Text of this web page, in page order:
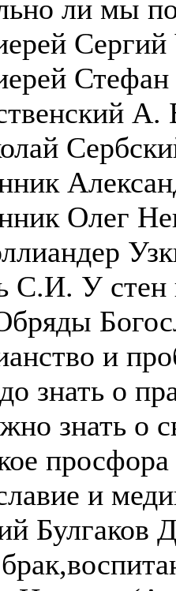
ли мы
А.
Олег
С.И. У стен
и
знать о
знать о
просфора
и
Булгаков